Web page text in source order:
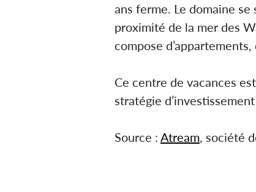
ans ferme. Le domaine
proximité de la mer des
compose
Ce centre de vacances
stratégie
Source : Atream , société